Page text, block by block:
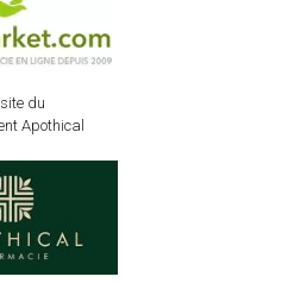
du
Apothical